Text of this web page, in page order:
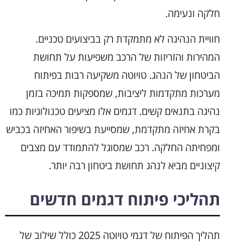
חלקה ונעימה.
חוויית הנהיגה לא מתמקדת רק בביצועים טכניים.
המהירות והזריזות של הרכב משפיעות על תחושת
הביטחון של הנהג. טויוטה משקיעה רבות בפיתוח
מערכות מתקדמות ליציבות, שמספקות תמיכה בזמן
נהיגה בתנאים קשים. דגמים אלו מציעים טכנולוגיות כמו
בקרת אחיזה מתקדמת, שמסייעת בשיפור האחיזה בכביש
ומפחיתה החלקה. רכב שמסוגל להתמודד עם מצבים
קיצוניים מביא לנהג תחושת ביטחון רבה יותר.
תהליכי פיתוח דגמים חדשים
תהליך הפיתוח של דגמי טויוטה 2025 כולל שילוב של